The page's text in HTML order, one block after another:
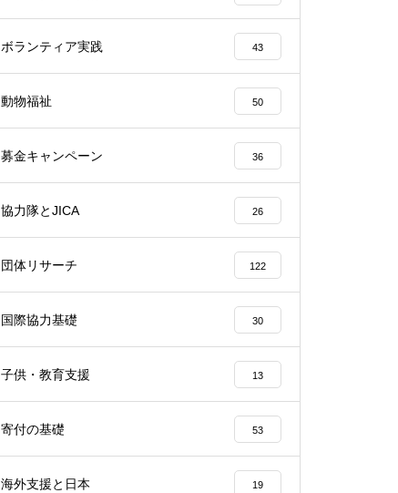
ボランティア実践 43
動物福祉 50
募金キャンペーン 36
協力隊とJICA 26
団体リサーチ 122
国際協力基礎 30
子供・教育支援 13
寄付の基礎 53
海外支援と日本 19